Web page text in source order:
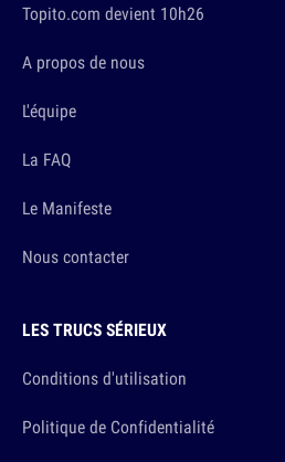
Topito.com devient 10h26
A propos de nous
L'équipe
La FAQ
Le Manifeste
Nous contacter
LES TRUCS SÉRIEUX
Conditions d'utilisation
Politique de Confidentialité